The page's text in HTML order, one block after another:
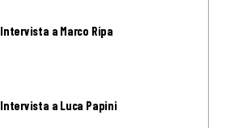
Intervista a Marco Ripa
Intervista a Luca Papini